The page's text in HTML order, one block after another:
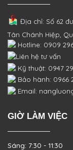
Địa chỉ: Số 62
Tân Chánh Hiệp,
Hotline: 0909
Liên hệ tư vấn
Kỹ thuật: 0947
Bảo hành: 0966
Email:
GIỜ LÀM VIỆC
Sáng: 7:30 - 11:30